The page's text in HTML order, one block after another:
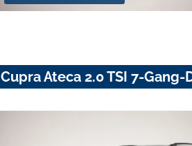
Cupra Ateca 2.0 TSI 7-Gang-